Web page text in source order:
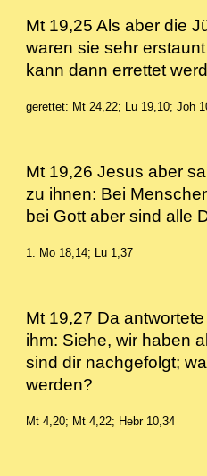
Mt 19,25 Als aber die
waren sie sehr
kann dann errettet
gerettet: Mt 24,22; Lu 19,10; Joh
Mt 19,26 Jesus aber
zu ihnen: Bei
bei Gott aber sind alle
1. Mo 18,14; Lu 1,37
Mt 19,27 Da
ihm: Siehe, wir haben
sind dir nachgefolgt;
werden?
Mt 4,20; Mt 4,22; Hebr 10,34